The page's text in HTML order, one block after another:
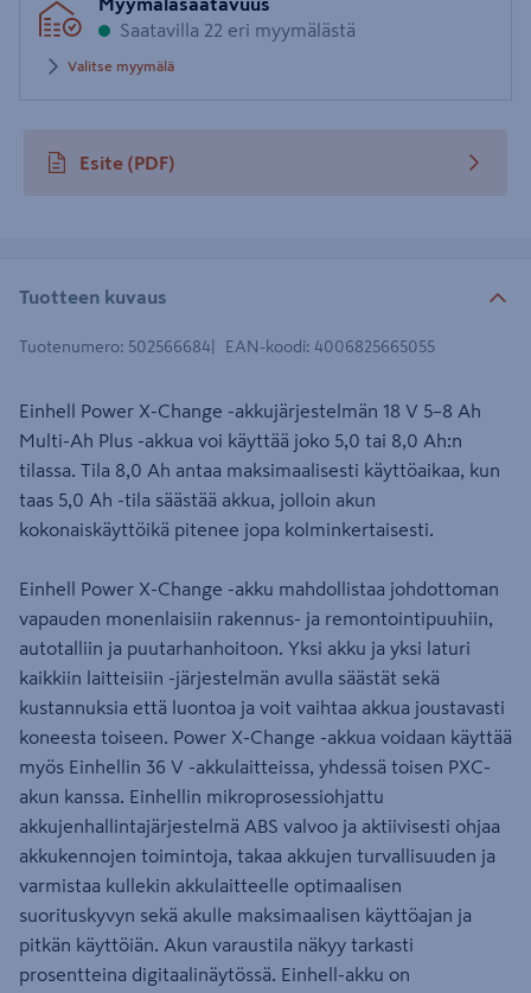
postinumero
Saatavilla 22 eri myymälästä
Valitse myymälä
Esite (PDF)
avautuu uuteen välilehteen
Tuotteen kuvaus
Tuotenumero: 502566684 EAN-koodi: 4006825665055
Einhell Power X-Change -akkujärjestelmän 18 V 5–8 Ah
Multi-Ah Plus -akkua voi käyttää joko 5,0 tai 8,0 Ah:n
tilassa. Tila 8,0 Ah antaa maksimaalisesti käyttöaikaa, kun
taas 5,0 Ah -tila säästää akkua, jolloin akun
kokonaiskäyttöikä pitenee jopa kolminkertaisesti.
Einhell Power X-Change -akku mahdollistaa johdottoman
vapauden monenlaisiin rakennus- ja remontointipuuhiin,
autotalliin ja puutarhanhoitoon. Yksi akku ja yksi laturi
kaikkiin laitteisiin -järjestelmän avulla säästät sekä
kustannuksia että luontoa ja voit vaihtaa akkua joustavasti
koneesta toiseen. Power X-Change -akkua voidaan käyttää
myös Einhellin 36 V -akkulaitteissa, yhdessä toisen PXC-
akun kanssa. Einhellin mikroprosessiohjattu
akkujenhallintajärjestelmä ABS valvoo ja aktiivisesti ohjaa
akkukennojen toimintoja, takaa akkujen turvallisuuden ja
varmistaa kullekin akkulaitteelle optimaalisen
suorituskyvyn sekä akulle maksimaalisen käyttöajan ja
pitkän käyttöiän. Akun varaustila näkyy tarkasti
prosentteina digitaalinäytössä. Einhell-akku on